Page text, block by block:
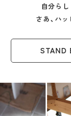
自分らし
さあ、ハ
STAND